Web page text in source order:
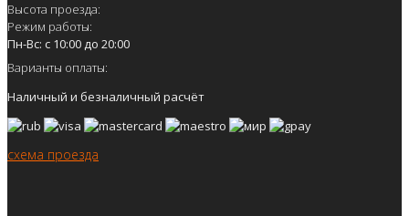
Высота проезда:
Режим работы:
Пн-Вс: с 10:00 до 20:00
Варианты оплаты:
Наличный и безналичный расчёт
схема проезда